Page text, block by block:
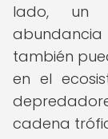
lado, un
también
en el
cadena